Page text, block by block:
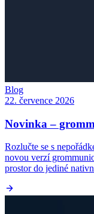
Blog
22. července 2026
Novinka –
Rozlučte se s
novou verzí
prostor do jediné